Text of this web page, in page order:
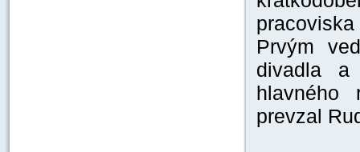
Prvým
divadla a
hlavného
prevzal